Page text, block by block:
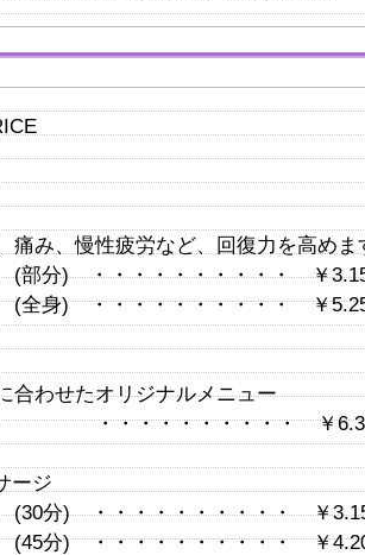
、慢性疲労など、回復力を高めま
・・・・・・・・・ ￥
・・・・・・・・・ ￥
せたオリジナルメニュー
・・・・・・ ￥
ージ
・・・・・・・・・ ￥
・・・・・・・・・ ￥